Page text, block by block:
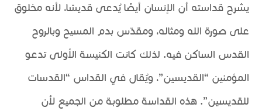
يشرح قداسته أن الإنسان أيضًا يُدعى قديسًا، لأنه مخلوق
على صورة الله ومثاله، ومقدّس بدم المسيح وبالروح
القدس الساكن فيه. لذلك كانت الكنيسة الأولى تدعو
المؤمنين “القديسين”، ويُقال في القداس “القدسات
للقديسين”. هذه القداسة مطلوبة من الجميع لأن